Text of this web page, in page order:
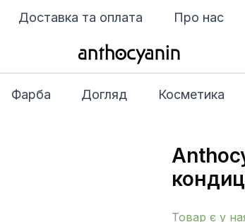
Доставка та оплата Про нас
Фарба Догляд Косметика
Товар є у
Anthocyanin
кислотний
неіонний
кондиціонер